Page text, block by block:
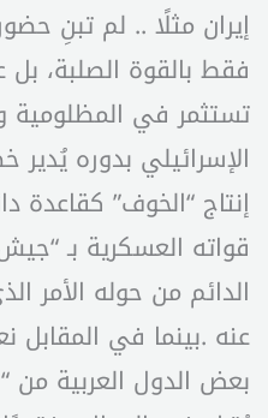
إيران مثلًا .. لم تبنِ
فقط بالقوة الصلبة، بل
تستثمر في المظلومية
الإسرائيلي بدوره
إنتاج “الخوف” كقاعدة
قواته العسكرية بـ
الدائم من حوله الأمر
عنه .بينما في
بعض الدول العربية